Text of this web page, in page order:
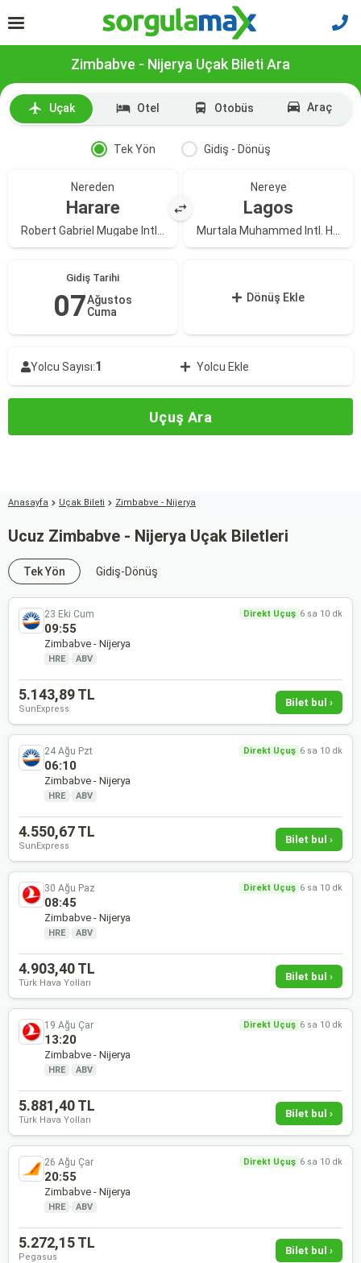
Zimbabve - Nijerya Uçak Bileti Ara
Uçak Otel Otobüs Araç
Tek Yön Gidiş - Dönüş
Nereden
Harare
Nereye
Lagos
Gidiş Tarihi
07Ağustos
Cuma
Dönüş Ekle
Yolcu Sayısı:1 Yolcu Ekle
Uçuş Ara
Anasayfa Uçak Bileti Zimbabve - Nijerya
Ucuz Zimbabve - Nijerya Uçak Biletleri
Tek Yön Gidiş-Dönüş
23 Eki Cum Direkt Uçuş 6 sa 10 dk
09:55
Zimbabve - Nijerya
HRE · ABV
5.143,89 TL
SunExpress
Bilet bul ›
24 Ağu Pzt Direkt Uçuş 6 sa 10 dk
06:10
Zimbabve - Nijerya
HRE · ABV
4.550,67 TL
SunExpress
Bilet bul ›
30 Ağu Paz Direkt Uçuş 6 sa 10 dk
08:45
Zimbabve - Nijerya
HRE · ABV
4.903,40 TL
Türk Hava Yolları
Bilet bul ›
19 Ağu Çar Direkt Uçuş 6 sa 10 dk
13:20
Zimbabve - Nijerya
HRE · ABV
5.881,40 TL
Türk Hava Yolları
Bilet bul ›
26 Ağu Çar Direkt Uçuş 6 sa 10 dk
20:55
Zimbabve - Nijerya
HRE · ABV
5.272,15 TL
Pegasus
Bilet bul ›